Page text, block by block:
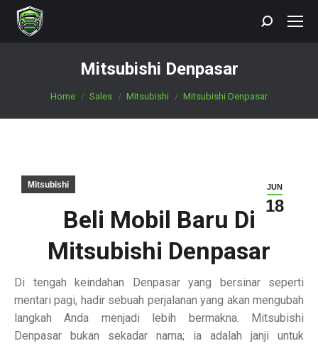
Search:
Mitsubishi Denpasar
You are here:
Home Sales Mitsubishi Mitsubishi Denpasar
JUN
18
Mitsubishi
Beli Mobil Baru Di
Mitsubishi Denpasar
Di tengah keindahan Denpasar yang bersinar seperti
mentari pagi, hadir sebuah perjalanan yang akan mengubah
langkah Anda menjadi lebih bermakna. Mitsubishi
Denpasar bukan sekadar nama; ia adalah janji untuk